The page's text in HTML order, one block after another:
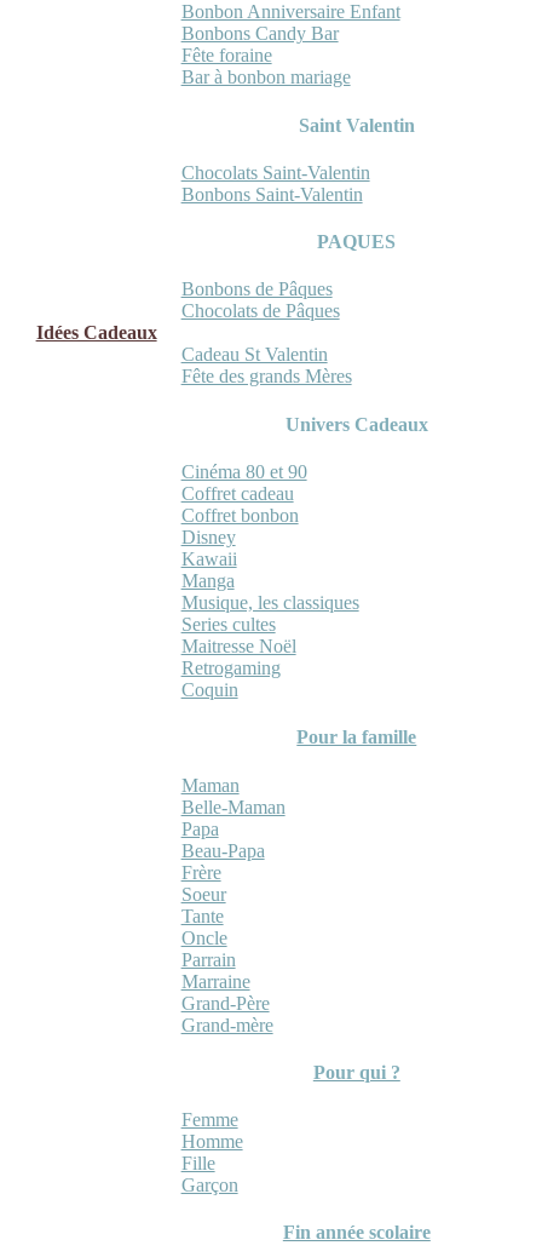
Bonbon Anniversaire Enfant
Bonbons Candy Bar
Fête foraine
Bar à bonbon mariage
Saint Valentin
Chocolats Saint-Valentin
Bonbons Saint-Valentin
PAQUES
Bonbons de Pâques
Chocolats de Pâques
Idées Cadeaux
Cadeau St Valentin
Fête des grands Mères
Univers Cadeaux
Cinéma 80 et 90
Coffret cadeau
Coffret bonbon
Disney
Kawaii
Manga
Musique, les classiques
Series cultes
Maitresse Noël
Retrogaming
Coquin
Pour la famille
Maman
Belle-Maman
Papa
Beau-Papa
Frère
Soeur
Tante
Oncle
Parrain
Marraine
Grand-Père
Grand-mère
Pour qui ?
Femme
Homme
Fille
Garçon
Fin année scolaire